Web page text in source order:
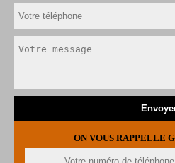
ON VOUS RAPPELLE